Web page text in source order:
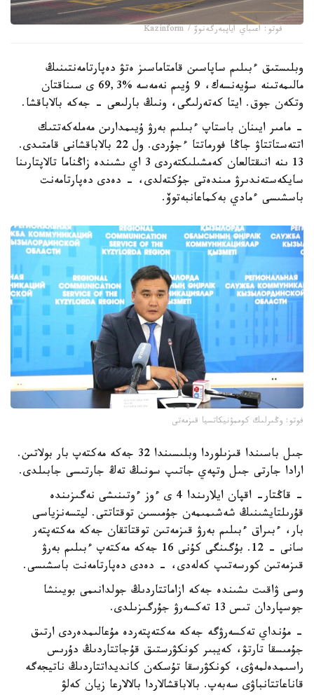
فوتو: اعىباي اياپبەرگەنوۆ / Kazinform
وبلىستىق ءبىلىم ساپاسىن قامتاماسىز ەتۋ دەپارتامەنتىنىڭ
مالىمەتىنە سۇيەنسەك، 9 ۇيىم نەمەسە %69,3 ى سىناقتان
وتكەن جوق. ايتا كەتەرلىگى، ونىڭ بارلىعى - جەكە بالاباقشا.
- مامىر ايىنان باستاپ ءبىلىم بەرۋ ۇيىمدارىن مەملەكەتتىك
اتتەستاتتاۋ جاڭا فورماتتا ءجۇردى. ول 22 بالاباقشانى قامتىدى.
13 ىنە انىقتالعان كەمشىلىكتەردى 3 اي ىشىندە زاڭناما تالاپتارىنا
سايكەستەندىرۋ مىندەتى جۇكتەلدى، - دەدى دەپارتامەنت
باسشىسى ءمادي بەكماعانبەتوۆ.
فوتو: وڭىرلىك كوممۋنيكاتسيا قىزمەتى
جىل باسىندا قىزىلوردا وبلىسىندا 32 جەكە مەكتەپ بار بولاتىن.
ارادا جارتى جىل وتپەي جاتىپ سونىڭ تەڭ جارتىسى جابىلدى.
- قاڭتار- اقپان ايلارىندا 4 ى ءوز ءوتىنىشى نەگىزىندە
قۇرىلتايشىنىڭ شەشىمىمەن جۇمىسىن توقتاتتى. ليتسەنزياسى
بار، ءبىراق ءبىلىم بەرۋ قىزمەتىن توقتاتقان جەكە مەكتەپتەر
سانى - 12. بۇگىنگى كۇنى 16 جەكە مەكتەپ ءبىلىم بەرۋ
قىزمەتىن كورسەتىپ كەلەدى، - دەدى دەپارتامەنت باسشىسى.
وسى ۋاقىت ىشىندە جەكە ازاماتتاردىڭ جولدانىمى بويىنشا
جوسپاردان تىس 13 تەكسەرۋ جۇرگىزىلدى.
- مۇنداي تەكسەرۋگە جەكە مەكتەپتەردە مۇعالىمدەردى ارتىق
جۇمىسقا تارتۋ، كەيبىر كونكۋرستىق قۇجاتتاردىڭ دۇرىس
راسىمدەلمەۋى، كونكۋرسقا تۇسكەن كانديداتتاردىڭ ناتيجەگە
قاناعاتتانباۋى سەبەپ. بالاباقشالاردا بالالارعا زيان كەلۋ